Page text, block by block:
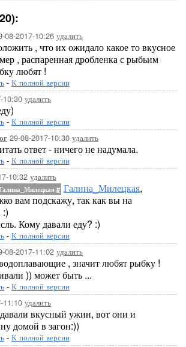
08-2017-10:26 удалить
, что их ожидало какое то вкусное
, распаренная дробленка с рыбьим
любят !
- К полной версии
10:30 удалить
- К полной версии
29-08-2017-10:30 удалить
ответ - ничего не надумала.
- К полной версии
10:32 удалить
# Галина_Милецкая,
вам подскажу, так как вы на
:)
Кому давали еду? :)
- К полной версии
08-2017-11:02 удалить
, значит любят рыбку !
)) может быть ...
- К полной версии
11:10 удалить
вкусный ужин, вот они и
домой в загон:))
- К полной версии